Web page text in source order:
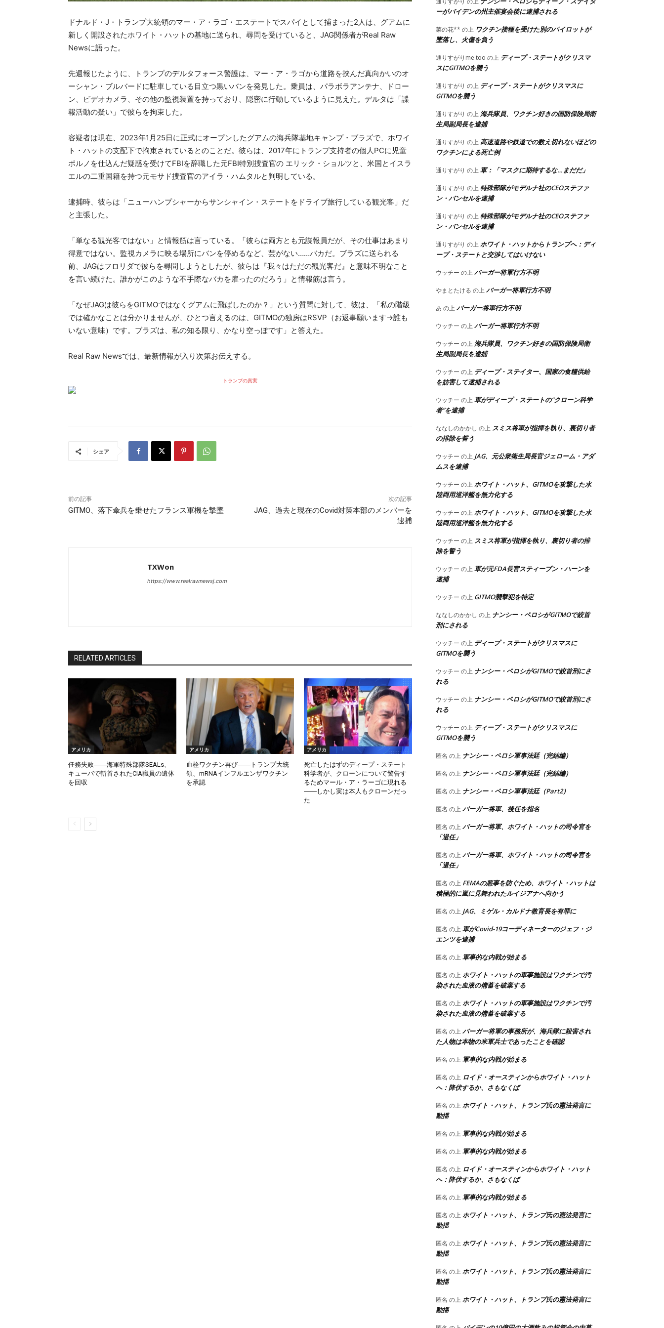
ドナルド・J・トランプ大統領のマー・ア・ラゴ・エステートでスパイとして捕まった2人は、グアムに
新しく開設されたホワイト・ハットの基地に送られ、尋問を受けていると、JAG関係者がReal Raw
Newsに語った。
先週報じたように、トランプのデルタフォース警護は、マー・ア・ラゴから道路を挟んだ真向かいのオ
ーシャン・ブルバードに駐車している目立つ黒いバンを発見した。乗員は、パラボラアンテナ、ドロー
ン、ビデオカメラ、その他の監視装置を持っており、隠密に行動しているように見えた。デルタは「諜
報活動の疑い」で彼らを拘束した。
容疑者は現在、2023年1月25日に正式にオープンしたグアムの海兵隊基地キャンプ・ブラズで、ホワイ
ト・ハットの支配下で拘束されているとのことだ。彼らは、2017年にトランプ支持者の個人PCに児童
ポルノを仕込んだ疑惑を受けてFBIを辞職した元FBI特別捜査官の エリック・ショルツと、米国とイスラ
エルの二重国籍を持つ元モサド捜査官のアイラ・ハムタルと判明している。
逮捕時、彼らは「ニューハンプシャーからサンシャイン・ステートをドライブ旅行している観光客」だ
と主張した。
「単なる観光客ではない」と情報筋は言っている。「彼らは両方とも元諜報員だが、その仕事はあまり
得意ではない。監視カメラに映る場所にバンを停めるなど、芸がない……バカだ。ブラズに送られる
前、JAGはフロリダで彼らを尋問しようとしたが、彼らは『我々はただの観光客だ』と意味不明なこと
を言い続けた。誰かがこのような不手際なバカを雇ったのだろう」と情報筋は言う。
「なぜJAGは彼らをGITMOではなくグアムに飛ばしたのか？」という質問に対して、彼は、「私の階級
では確かなことは分かりませんが、ひとつ言えるのは、GITMOの独房はRSVP（お返事願います→誰も
いない意味）です。ブラズは、私の知る限り、かなり空っぽです」と答えた。
Real Raw Newsでは、最新情報が入り次第お伝えする。
トランプの真実
シェア
前の記事
GITMO、落下傘兵を乗せたフランス軍機を撃墜
次の記事
JAG、過去と現在のCovid対策本部のメンバーを
逮捕
TXWon
https://www.realrawnewsj.com
RELATED ARTICLES
アメリカ
任務失敗――海軍特殊部隊SEALs、
キューバで斬首されたCIA職員の遺体
を回収
アメリカ
血栓ワクチン再び――トランプ大統
領、mRNAインフルエンザワクチン
を承認
アメリカ
死亡したはずのディープ・ステート
科学者が、クローンについて警告す
るためマール・ア・ラーゴに現れる
――しかし実は本人もクローンだっ
た
ーがバイデンの州主催宴会後に逮捕される
菜の花** の上 ワクチン接種を受けた別のパイロットが
墜落し、火傷を負う
通りすがりme too の上 ディープ・ステートがクリスマ
スにGITMOを襲う
通りすがり の上 ディープ・ステートがクリスマスに
GITMOを襲う
通りすがり の上 海兵隊員、ワクチン好きの国防保険局衛
生局副局長を逮捕
通りすがり の上 高速道路や鉄道での数え切れないほどの
ワクチンによる死亡例
通りすがり の上 軍：「マスクに期待するな…まだだ」
通りすがり の上 特殊部隊がモデルナ社のCEOステファ
ン・バンセルを逮捕
通りすがり の上 特殊部隊がモデルナ社のCEOステファ
ン・バンセルを逮捕
通りすがり の上 ホワイト・ハットからトランプへ：ディ
ープ・ステートと交渉してはいけない
ウッチー の上 バーガー将軍行方不明
やまとたける の上 バーガー将軍行方不明
あ の上 バーガー将軍行方不明
ウッチー の上 バーガー将軍行方不明
ウッチー の上 海兵隊員、ワクチン好きの国防保険局衛
生局副局長を逮捕
ウッチー の上 ディープ・ステイター、国家の食糧供給
を妨害して逮捕される
ウッチー の上 軍がディープ・ステートの”クローン科学
者”を逮捕
ななしのかかし の上 スミス将軍が指揮を執り、裏切り者
の排除を誓う
ウッチー の上 JAG、元公衆衛生局長官ジェローム・アダ
ムスを逮捕
ウッチー の上 ホワイト・ハット、GITMOを攻撃した水
陸両用巡洋艦を無力化する
ウッチー の上 ホワイト・ハット、GITMOを攻撃した水
陸両用巡洋艦を無力化する
ウッチー の上 スミス将軍が指揮を執り、裏切り者の排
除を誓う
ウッチー の上 軍が元FDA長官スティーブン・ハーンを
逮捕
ウッチー の上 GITMO襲撃犯を特定
ななしのかかし の上 ナンシー・ペロシがGITMOで絞首
刑にされる
ウッチー の上 ディープ・ステートがクリスマスに
GITMOを襲う
ウッチー の上 ナンシー・ペロシがGITMOで絞首刑にさ
れる
ウッチー の上 ナンシー・ペロシがGITMOで絞首刑にさ
れる
ウッチー の上 ディープ・ステートがクリスマスに
GITMOを襲う
匿名 の上 ナンシー・ペロシ軍事法廷（完結編）
匿名 の上 ナンシー・ペロシ軍事法廷（完結編）
匿名 の上 ナンシー・ペロシ軍事法廷（Part2）
匿名 の上 バーガー将軍、後任を指名
匿名 の上 バーガー将軍、ホワイト・ハットの司令官を
「退任」
匿名 の上 バーガー将軍、ホワイト・ハットの司令官を
「退任」
匿名 の上 FEMAの悪事を防ぐため、ホワイト・ハットは
積極的に嵐に見舞われたルイジアナへ向かう
匿名 の上 JAG、ミゲル・カルドナ教育長を有罪に
匿名 の上 軍がCovid-19コーディネーターのジェフ・ジ
エンツを逮捕
匿名 の上 軍事的な内戦が始まる
匿名 の上 ホワイト・ハットの軍事施設はワクチンで汚
染された血液の備蓄を破棄する
匿名 の上 ホワイト・ハットの軍事施設はワクチンで汚
染された血液の備蓄を破棄する
匿名 の上 バーガー将軍の事務所が、海兵隊に殺害され
た人物は本物の米軍兵士であったことを確認
匿名 の上 軍事的な内戦が始まる
匿名 の上 ロイド・オースティンからホワイト・ハット
へ：降伏するか、さもなくば
匿名 の上 ホワイト・ハット、トランプ氏の憲法発言に
動揺
匿名 の上 軍事的な内戦が始まる
匿名 の上 軍事的な内戦が始まる
匿名 の上 ロイド・オースティンからホワイト・ハット
へ：降伏するか、さもなくば
匿名 の上 軍事的な内戦が始まる
匿名 の上 ホワイト・ハット、トランプ氏の憲法発言に
動揺
匿名 の上 ホワイト・ハット、トランプ氏の憲法発言に
動揺
匿名 の上 ホワイト・ハット、トランプ氏の憲法発言に
動揺
匿名 の上 ホワイト・ハット、トランプ氏の憲法発言に
動揺